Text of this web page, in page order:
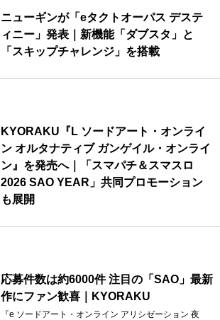
ニューギンが「eタクトオーパス デステ
ィニー」発表｜新機能「ダブスタ」と
「スキップチャレンジ」を搭載
KYORAKU『L ソードアート・オンライ
ン オルタナティブ ガンゲイル・オンライ
ン』を発売へ｜「スマパチ＆スマスロ
2026 SAO YEAR」共同プロモーション
も展開
応募件数は約6000件 注目の「SAO」最新
作にファン歓喜｜KYORAKU
『e ソードアート・オンライン アリシゼーション 夜